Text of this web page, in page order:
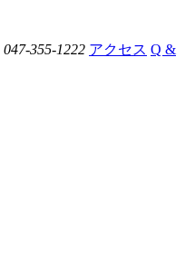
047-355-1222 アクセス Q &